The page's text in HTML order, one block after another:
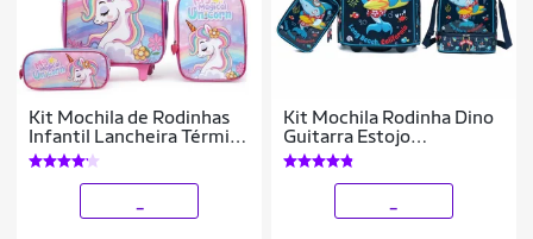
Kit Mochila de Rodinhas
Infantil Lancheira Térmica
Estojo Escolar
Kit Mochila Rodinha Dino
Guitarra Estojo
Organizador Lancheira
Térmica 33 Litros